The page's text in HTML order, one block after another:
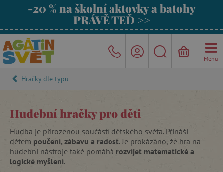
-20 % na školní aktovky a batohy
PRÁVĚ TEĎ >>
Menu
Hračky dle typu
Hudební hračky pro děti
Hudba je přirozenou součástí dětského světa. Přináší
dětem poučení, zábavu a radost. Je prokázáno, že hra na
hudební nástroje také pomáhá rozvíjet matematické a
logické myšlení.